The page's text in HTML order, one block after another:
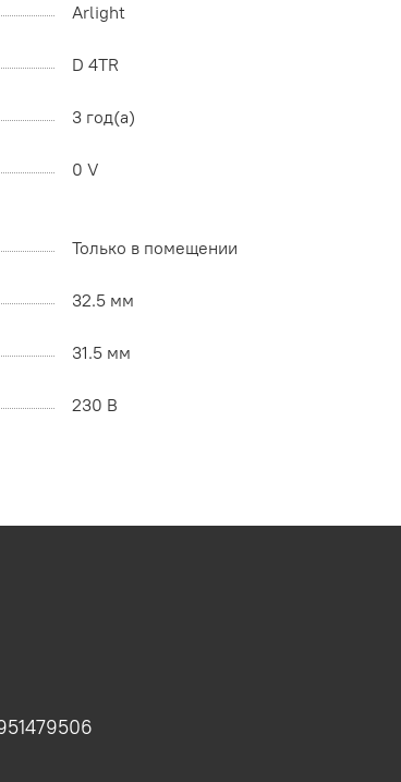
Arlight
D 4TR
3 год(а)
0 V
Только в помещении
32.5 мм
31.5 мм
230 В